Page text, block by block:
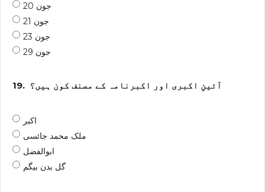
20 جون
21 جون
23 جون
29 جون
19. آئینِ اکبری اور اکبرنامہ کے مصنف کون ہیں؟
اکبر
ملک محمد جائسی
ابوالفضل
گل بدن بیگم